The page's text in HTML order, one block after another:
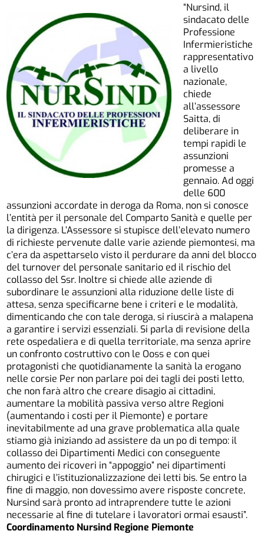
“Nursind, il
sindacato delle
Professione
Infermieristiche
rappresentativo
a livello
nazionale,
chiede
all’assessore
Saitta, di
deliberare in
tempi rapidi le
assunzioni
promesse a
gennaio. Ad oggi
delle 600
assunzioni accordate in deroga da Roma, non si conosce
l’entità per il personale del Comparto Sanità e quelle per
la dirigenza. L’Assessore si stupisce dell’elevato numero
di richieste pervenute dalle varie aziende piemontesi, ma
c’era da aspettarselo visto il perdurare da anni del blocco
del turnover del personale sanitario ed il rischio del
collasso del Ssr. Inoltre si chiede alle aziende di
subordinare le assunzioni alla riduzione delle liste di
attesa, senza specificarne bene i criteri e le modalità,
dimenticando che con tale deroga, si riuscirà a malapena
a garantire i servizi essenziali. Si parla di revisione della
rete ospedaliera e di quella territoriale, ma senza aprire
un confronto costruttivo con le Ooss e con quei
protagonisti che quotidianamente la sanità la erogano
nelle corsie Per non parlare poi dei tagli dei posti letto,
che non farà altro che creare disagio ai cittadini,
aumentare la mobilità passiva verso altre Regioni
(aumentando i costi per il Piemonte) e portare
inevitabilmente ad una grave problematica alla quale
stiamo già iniziando ad assistere da un po di tempo: il
collasso dei Dipartimenti Medici con conseguente
aumento dei ricoveri in “appoggio” nei dipartimenti
chirugici e l’istituzionalizzazione dei letti bis. Se entro la
fine di maggio, non dovessimo avere risposte concrete,
Nursind sarà pronto ad intraprendere tutte le azioni
necessarie al fine di tutelare i lavoratori ormai esausti”.
Coordinamento Nursind Regione Piemonte